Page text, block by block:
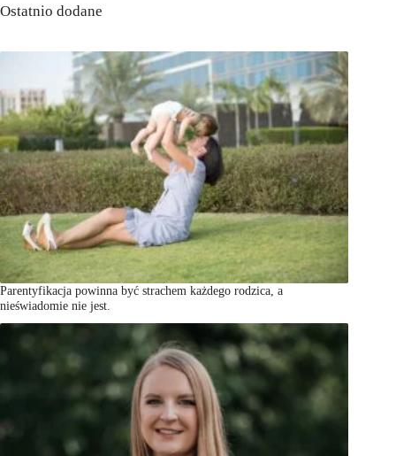
Ostatnio dodane
Parentyfikacja powinna być strachem każdego rodzica, a
nieświadomie nie jest.